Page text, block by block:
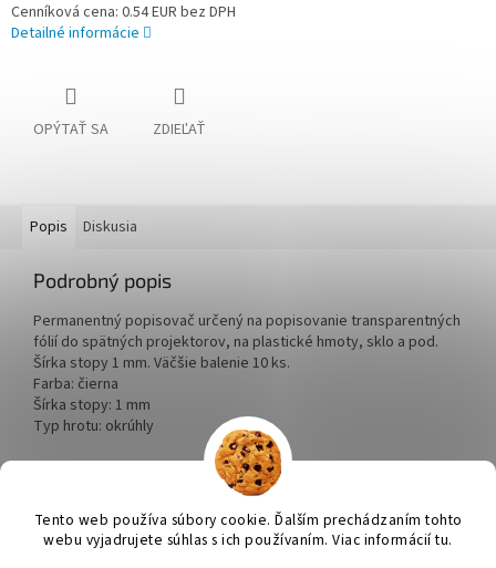
Tento web používa súbory cookie. Ďalším prechádzaním tohto
webu vyjadrujete súhlas s ich používaním. Viac informácií tu.
Cenníková cena: 0.54 EUR bez DPH
Detailné informácie
OPÝTAŤ SA ZDIEĽAŤ
Popis Diskusia
Podrobný popis
Permanentný popisovač určený na popisovanie transparentných
fólií do spätných projektorov, na plastické hmoty, sklo a pod.
Šírka stopy 1 mm. Väčšie balenie 10 ks.
Farba: čierna
Šírka stopy: 1 mm
Typ hrotu: okrúhly
Vytvoril Shoptet